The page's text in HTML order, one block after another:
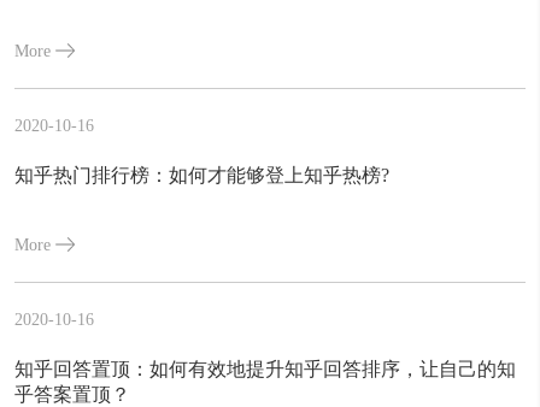
More
2020-10-16
知乎热门排行榜：如何才能够登上知乎热榜?
More
2020-10-16
知乎回答置顶：如何有效地提升知乎回答排序，让自己的知
乎答案置顶？